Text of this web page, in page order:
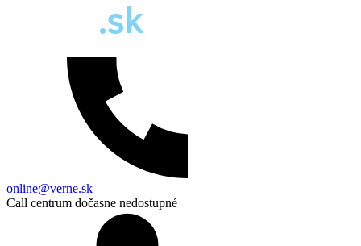
online@verne.sk
Call centrum dočasne nedostupné